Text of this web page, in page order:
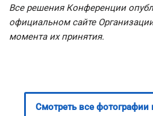
Все решения Конференции
официальном сайте
момента их принятия.
Смотреть все фотографии